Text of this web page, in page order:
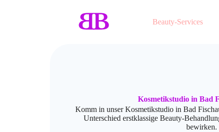
Beauty-Services
Kosmetikstudio in Bad
Komm in unser Kosmetikstudio in Bad
Unterschied erstklassige Beauty-
bewirken.